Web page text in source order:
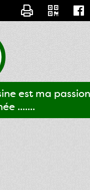
est ma
.......